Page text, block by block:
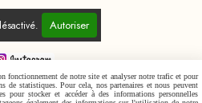
Autoriser
générales de vente
fonctionnement de notre site et analyser notre trafic et pour
de statistiques. Pour cela, nos partenaires et nous peuvent
pour stocker et accéder à des informations personnelles